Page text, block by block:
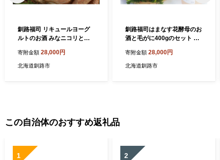
釧路福司 リキュールヨーグ
ルトのお酒 みなニコリと毛
納税 酒 かに F4F-5343
寄附金額 28,000円
北海道釧路市
釧路福司はまなす花酵母のお
酒と毛がに400gのセット ふ
4
寄附金額 28,000円
北海道釧路市
この自治体のおすすめ返礼品
1 2